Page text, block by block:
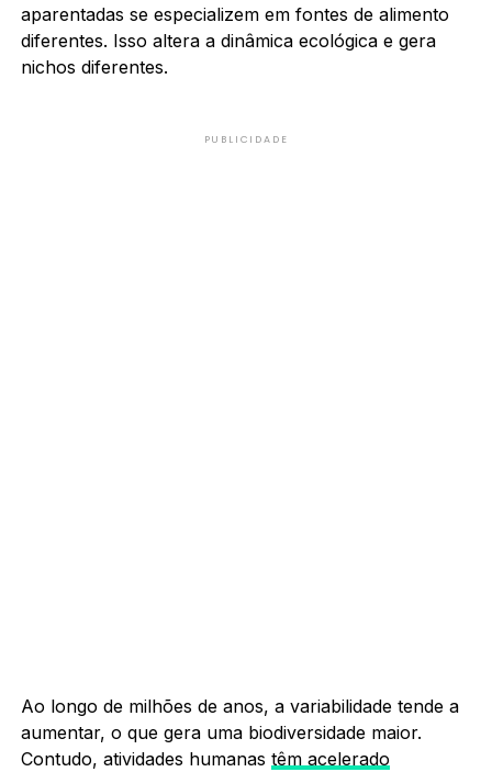
aparentadas se especializem em fontes de alimento
diferentes. Isso altera a dinâmica ecológica e gera
nichos diferentes.
PUBLICIDADE
Ao longo de milhões de anos, a variabilidade tende a
aumentar, o que gera uma biodiversidade maior.
Contudo, atividades humanas têm acelerado